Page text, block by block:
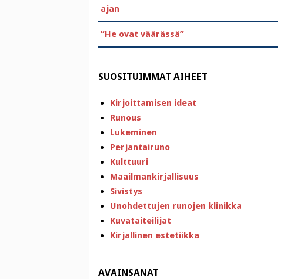
ajan
”He ovat väärässä”
SUOSITUIMMAT AIHEET
Kirjoittamisen ideat
Runous
Lukeminen
Perjantairuno
Kulttuuri
Maailmankirjallisuus
Sivistys
Unohdettujen runojen klinikka
Kuvataiteilijat
Kirjallinen estetiikka
AVAINSANAT